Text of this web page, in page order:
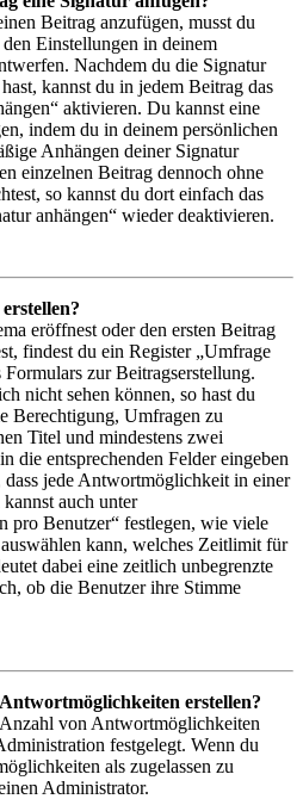
Beitrag anzufügen, musst du
Einstellungen in deinem
Nachdem du die Signatur
kannst du in jedem Beitrag das
aktivieren. Du kannst eine
indem du in deinem persönlichen
Anhängen deiner Signatur
einzelnen Beitrag dennoch ohne
so kannst du dort einfach das
anhängen“ wieder deaktivieren.
eröffnest oder den ersten Beitrag
findest du ein Register „Umfrage
Formulars zur Beitragserstellung.
nicht sehen können, so hast du
Berechtigung, Umfragen zu
Titel und mindestens zwei
die entsprechenden Felder eingeben
dass jede Antwortmöglichkeit in einer
auch unter
pro Benutzer“ festlegen, wie viele
kann, welches Zeitlimit für
dabei eine zeitlich unbegrenzte
ob die Benutzer ihre Stimme
erstellen?
von Antwortmöglichkeiten
festgelegt. Wenn du
als zugelassen zu
Administrator.